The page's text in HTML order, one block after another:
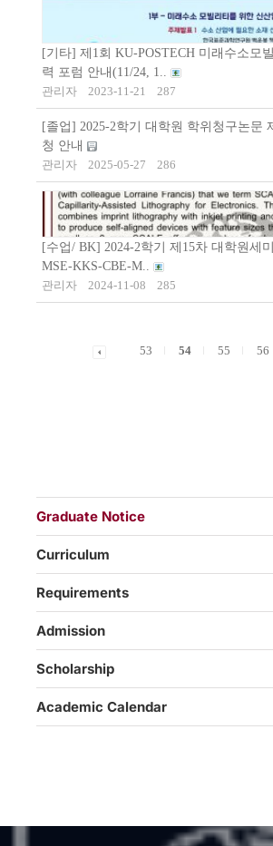
[기타] 제1회 KU-POSTECH 미래수소모
력 포럼 안내(11/24, 1..
관리자
2023-11-21 287
[졸업] 2025-2학기 대학원 학위청구논문
청 안내
관리자
2025-05-27 286
[수업/ BK] 2024-2학기 제15차 대학원세
MSE-KKS-CBE-M..
관리자
2024-11-08 285
53 54 55 56
Graduate Notice
Curriculum
Requirements
Admission
Scholarship
Academic Calendar